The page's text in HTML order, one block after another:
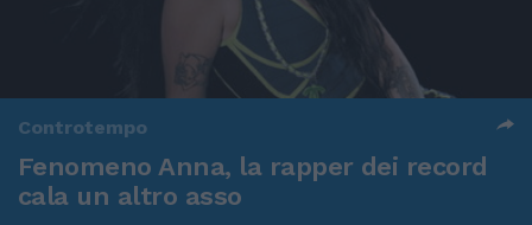
Controtempo
Fenomeno Anna, la rapper dei record
cala un altro asso